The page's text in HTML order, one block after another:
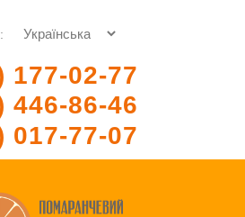
177-02-77
446-86-46
017-77-07